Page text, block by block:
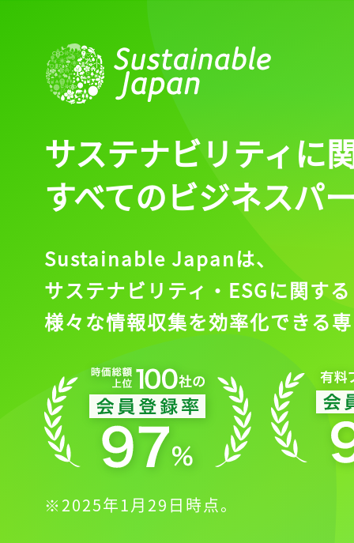
ログイン
会員登録
サステナビリティに
すべてのビジネスパ
Sustainable Japanは、
サステナビリティ・ESGに関する
様々な情報収集を効率化できる
※2025年1月29日時点。